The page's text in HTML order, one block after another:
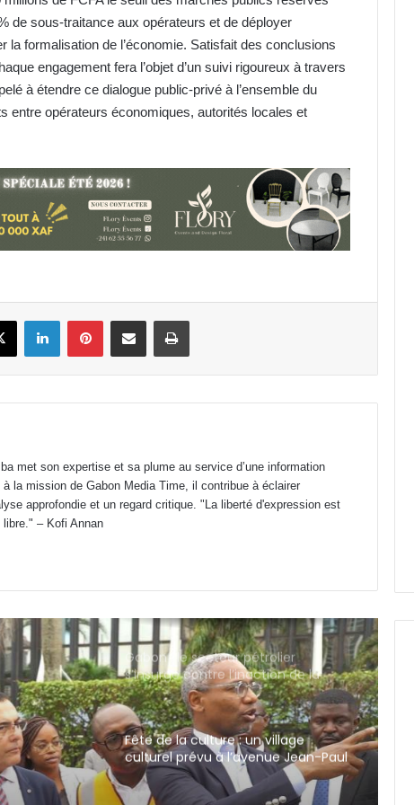
de sous-traitance aux opérateurs et de déployer
la formalisation de l’économie. Satisfait des conclusions
engagement fera l’objet d’un suivi rigoureux à travers
à étendre ce dialogue public-privé à l’ensemble du
entre opérateurs économiques, autorités locales et
X LinkedinPinterestPartager par email Imprimer
met son expertise et sa plume au service d’une information
la mission de Gabon Media Time, il contribue à éclairer
approfondie et un regard critique. "La liberté d'expression est
– Kofi Annan
BW Energy Gabon : consultation
publique à Mayumba en prélude au
projet de gisement Bourdon
Gabon-Côte d’Ivoire : Oligui
BW Energy Gabon : les pêcheurs de
Mayumba désormais équipés en
judiciaire
Transport aérien : jusqu’à 52 480
FCFA de redevance R4 pour un
s’insurge contre l’inaction de la
Fête de la culture : un village
culturel prévu à l’avenue Jean-Paul
II
Addiction et troubles
psychiatriques : le Dr Louma appelle
à la mobilisation contre ces
pathologies